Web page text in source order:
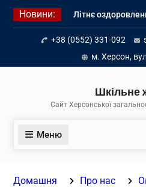
Перейти
Новини:
Літнє
Діалог з бізнесом
Інформація про
тимчасово
до українських
+38 (0552) 331-092
м. Херсон,
Шкільне
Сайт Херсонської
Меню
Домашня Про нас